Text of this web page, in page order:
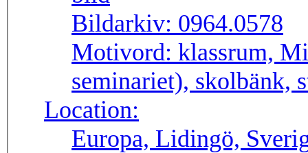
Bildarkiv: 0964.0578
Motivord: klassrum,
seminariet), skolbänk,
Location:
Europa, Lidingö,